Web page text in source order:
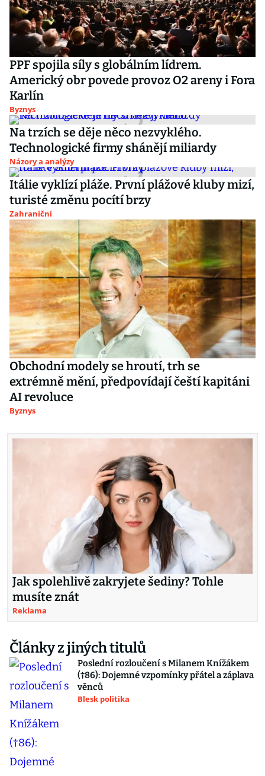
PPF spojila síly s globálním lídrem.
Americký obr povede provoz O2 areny i Fora
Karlín
Byznys
Na trzích se děje něco nezvyklého.
Technologické firmy shánějí miliardy
Názory a analýzy
Itálie vyklízí pláže. První plážové kluby mizí,
turisté změnu pocítí brzy
Zahraniční
Obchodní modely se hroutí, trh se
extrémně mění, předpovídají čeští kapitáni
AI revoluce
Byznys
Jak spolehlivě zakryjete šediny? Tohle
musíte znát
Reklama
Články z jiných titulů
Poslední rozloučení s Milanem Knížákem
(†86): Dojemné vzpomínky přátel a záplava
věnců
Blesk politika